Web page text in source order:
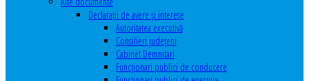
Declaraţii de avere şi interese
Autoritatea executivă
Consilieri judeţeni
Cabinet Demnitari
Funcţionari publici de conducere